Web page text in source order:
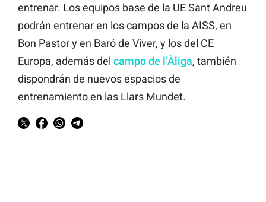
entrenar. Los equipos base de la UE Sant Andreu
podrán entrenar en los campos de la AISS, en
Bon Pastor y en Baró de Viver, y los del CE
Europa, además del campo de l’Àliga, también
dispondrán de nuevos espacios de
entrenamiento en las Llars Mundet.